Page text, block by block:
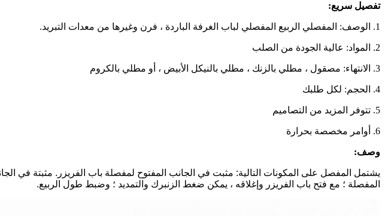
تفصيل سريع:
1. الوصف: المفصلي الربيع المفصلي لباب الغرفة الباردة ، فرن وغيرها من معدات التبريد.
2. المواد: عالية الجودة من الصلب
3. الانتهاء: مصقول ، مطلي بالزنك ، مطلي بالنيكل الأبيض ، أو مطلي بالكروم
4. الحجم: لكل طلبك
5. تتوفر المزيد من التصاميم
6. أوامر مخصصة بحرارة
وصف:
يشتمل المفصل على المكونات التالية: مثبت في الجانب المفتوح لمفصلة باب الفريزر. مثبتة في
المفصلة ؛ مع فتح باب الفريزر وإغلاقه ، يمكن ضغط الزنبرك والتمديد ؛ وضبط طول الربيع.